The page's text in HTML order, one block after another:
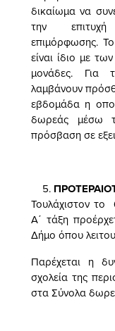
δικαίωμα να
την επιτυχή
επιμόρφωσης.
είναι ίδιο με
μονάδες. Για
λαμβάνουν
εβδομάδα η
δωρεάς μέσω
πρόσβαση σε
Τουλάχιστον το
Α΄ τάξη
Δήμο όπου
Παρέχεται η
σχολεία της
στα Σύνολα